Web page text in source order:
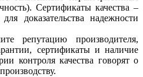
Сертификаты качества –
доказательства надежности
репутацию производителя,
сертификаты и наличие
контроля качества говорят о